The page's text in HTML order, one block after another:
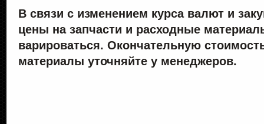
В связи с изменением курса валют и
цены на запчасти и расходные
варироваться. Окончательную
материалы уточняйте у менеджеров.